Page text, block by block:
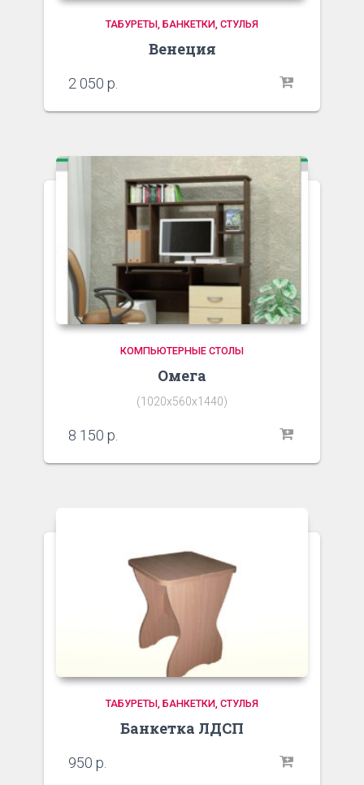
ТАБУРЕТЫ, БАНКЕТКИ, СТУЛЬЯ
Венеция
2 050 р.
КОМПЬЮТЕРНЫЕ СТОЛЫ
Омега
(1020х560х1440)
8 150 р.
ТАБУРЕТЫ, БАНКЕТКИ, СТУЛЬЯ
Банкетка ЛДСП
950 р.